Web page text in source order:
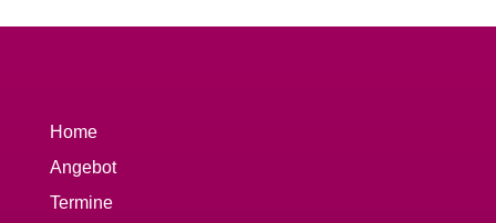
Home
Angebot
Termine